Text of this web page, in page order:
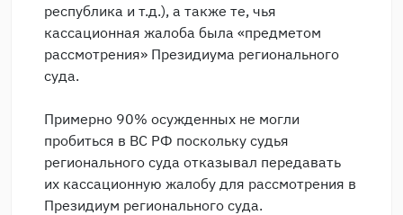
республика и т.д.), а также те, чья
кассационная жалоба была «предметом
рассмотрения» Президиума регионального
суда.
Примерно 90% осужденных не могли
пробиться в ВС РФ поскольку судья
регионального суда отказывал передавать
их кассационную жалобу для рассмотрения в
Президиум регионального суда.